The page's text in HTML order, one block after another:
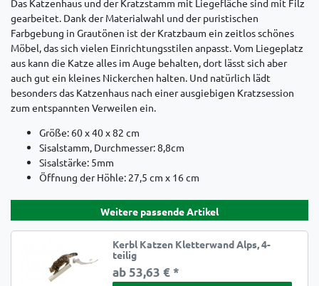
Das Katzenhaus und der Kratzstamm mit Liegefläche sind mit Filz
gearbeitet. Dank der Materialwahl und der puristischen
Farbgebung in Grautönen ist der Kratzbaum ein zeitlos schönes
Möbel, das sich vielen Einrichtungsstilen anpasst. Vom Liegeplatz
aus kann die Katze alles im Auge behalten, dort lässt sich aber
auch gut ein kleines Nickerchen halten. Und natürlich lädt
besonders das Katzenhaus nach einer ausgiebigen Kratzsession
zum entspannten Verweilen ein.
Größe: 60 x 40 x 82 cm
Sisalstamm, Durchmesser: 8,8cm
Sisalstärke: 5mm
Öffnung der Höhle: 27,5 cm x 16 cm
Weitere passende Artikel
Kerbl Katzen Kletterwand Alps, 4-
teilig
ab 53,63 € *